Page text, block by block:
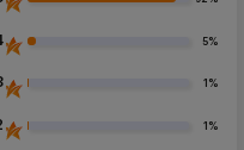
5%
1%
1%